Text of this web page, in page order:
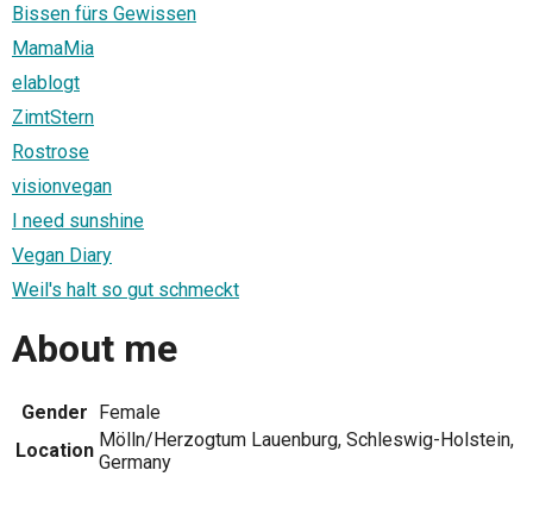
Bissen fürs Gewissen
MamaMia
elablogt
ZimtStern
Rostrose
visionvegan
I need sunshine
Vegan Diary
Weil's halt so gut schmeckt
About me
Gender Female
Location Mölln/Herzogtum Lauenburg, Schleswig-Holstein,
Germany